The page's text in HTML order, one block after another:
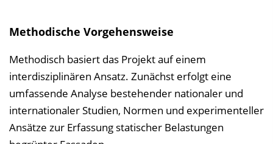
Methodische Vorgehensweise
Methodisch basiert das Projekt auf einem
interdisziplinären Ansatz. Zunächst erfolgt eine
umfassende Analyse bestehender nationaler und
internationaler Studien, Normen und experimenteller
Ansätze zur Erfassung statischer Belastungen